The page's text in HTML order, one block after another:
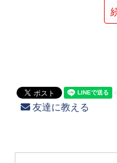
友達に教える